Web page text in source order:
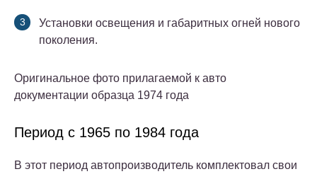
Установки освещения и габаритных огней нового
поколения.
Оригинальное фото прилагаемой к авто
документации образца 1974 года
Период с 1965 по 1984 года
В этот период автопроизводитель комплектовал свои